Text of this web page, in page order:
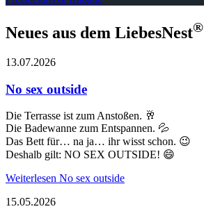
Neues aus dem LiebesNest®
13.07.2026
No sex outside
Die Terrasse ist zum Anstoßen. 🥂
Die Badewanne zum Entspannen. 💦
Das Bett für… na ja… ihr wisst schon. 😉
Deshalb gilt: NO SEX OUTSIDE! 😄
Weiterlesen No sex outside
15.05.2026